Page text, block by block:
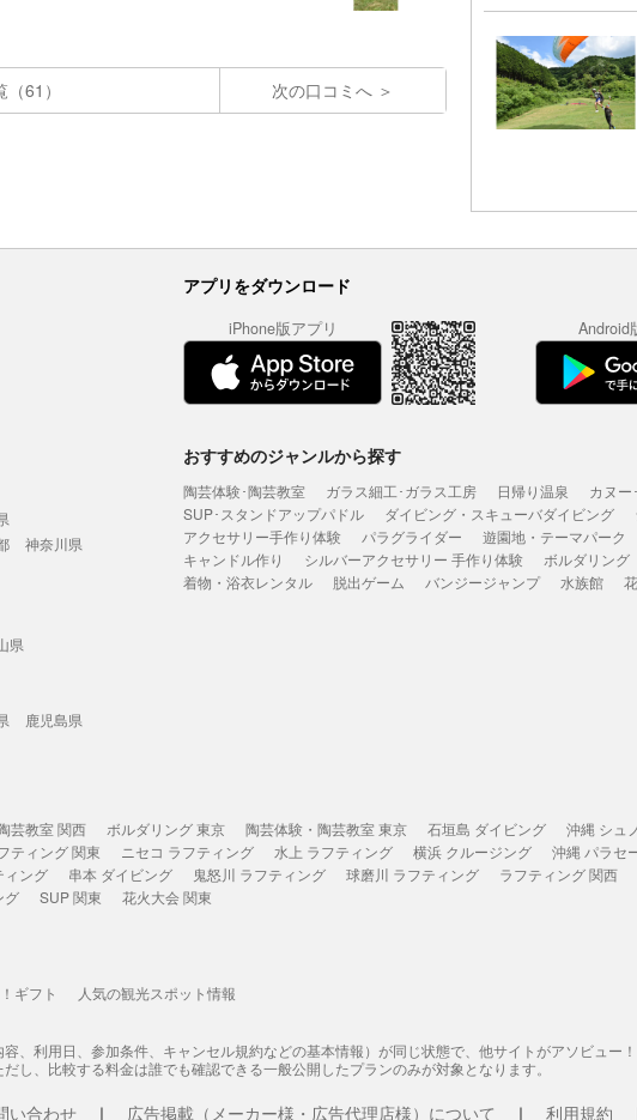
61） 次の口コミへ
アプリをダウンロード
iPhone版アプリ Android
神奈川県
県
鹿児島県
おすすめのジャンルから探す
陶芸体験･陶芸教室 ガラス細工･ガラス工房 日帰り温泉
カヌー
SUP･スタンドアップパドル
ダイビング・スキューバダイビング
アクセサリー手作り体験
パラグライダー 遊園地・テーマパーク
キャンドル作り
シルバーアクセサリー 手作り体験 ボルダリング
着物・浴衣レンタル
脱出ゲーム バンジージャンプ 水族館
芸教室 関西 ボルダリング 東京 陶芸体験・陶芸教室 東京 石垣島 ダイビング
沖縄 シュ
ティング 関東 ニセコ ラフティング 水上 ラフティング 横浜 クルージング
沖縄 パラセ
ィング 串本 ダイビング 鬼怒川 ラフティング 球磨川 ラフティング ラフティング 関西
グ SUP 関東 花火大会 関東
ギフト 人気の観光スポット情報
、利用日、参加条件、キャンセル規約などの基本情報）が同じ状態で、他サイトがアソビュー
、比較する料金は誰でも確認できる一般公開したプランのみが対象となります。
い合わせ 広告掲載（メーカー様・広告代理店様）について 利用規約